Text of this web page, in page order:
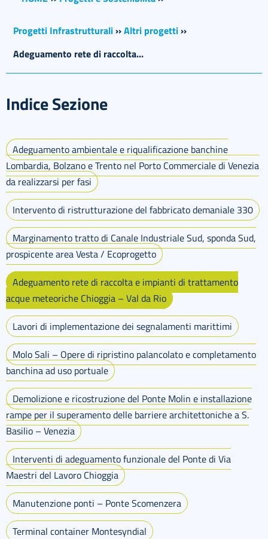
Progetti Infrastrutturali››Altri progetti››
Adeguamento rete di raccolta...
Indice Sezione
Adeguamento ambientale e riqualificazione banchine
Lombardia, Bolzano e Trento nel Porto Commerciale di Venezia
da realizzarsi per fasi
Intervento di ristrutturazione del fabbricato demaniale 330
Marginamento tratto di Canale Industriale Sud, sponda Sud,
prospicente area Vesta / Ecoprogetto
Adeguamento rete di raccolta e impianti di trattamento
acque meteoriche Chioggia – Val da Rio
Lavori di implementazione dei segnalamenti marittimi
Molo Sali – Opere di ripristino palancolato e completamento
banchina ad uso portuale
Demolizione e ricostruzione del Ponte Molin e installazione
rampe per il superamento delle barriere architettoniche a S.
Basilio – Venezia
Interventi di adeguamento funzionale del Ponte di Via
Maestri del Lavoro Chioggia
Manutenzione ponti – Ponte Scomenzera
Terminal container Montesyndial